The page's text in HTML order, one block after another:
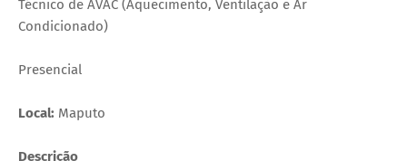
Técnico de AVAC (Aquecimento, Ventilação e Ar
Condicionado)
Presencial
Local: Maputo
Descrição